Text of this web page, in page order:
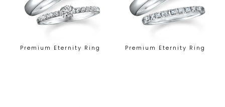
Premium Eternity Ring Premium Eternity Ring